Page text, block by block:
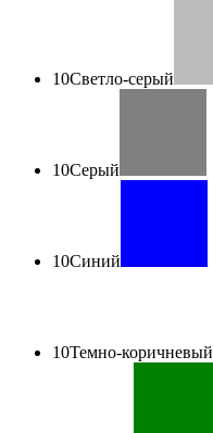
10Светло-серый
10Серый
10Синий
10Темно-коричневый